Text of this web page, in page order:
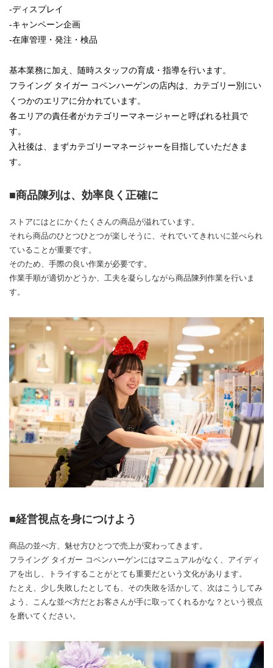
-ディスプレイ
-キャンペーン企画
-在庫管理・発注・検品
基本業務に加え、随時スタッフの育成・指導を行います。
フライング タイガー コペンハーゲンの店内は、カテゴリー別にい
くつかのエリアに分かれています。
各エリアの責任者がカテゴリーマネージャーと呼ばれる社員で
す。
入社後は、まずカテゴリーマネージャーを目指していただきま
す。
■商品陳列は、効率良く正確に
ストアにはとにかくたくさんの商品が溢れています。
それら商品のひとつひとつが楽しそうに、それでいてきれいに並べられ
ていることが重要です。
そのため、手際の良い作業が必要です。
作業手順が適切かどうか、工夫を凝らしながら商品陳列作業を行いま
す。
■経営視点を身につけよう
商品の並べ方、魅せ方ひとつで売上が変わってきます。
フライング タイガー コペンハーゲンにはマニュアルがなく、アイディ
アを出し、トライすることがとても重要だという文化があります。
たとえ、少し失敗したとしても、その失敗を活かして、次はこうしてみ
よう、こんな並べ方だとお客さんが手に取ってくれるかな？という視点
を磨いてください。